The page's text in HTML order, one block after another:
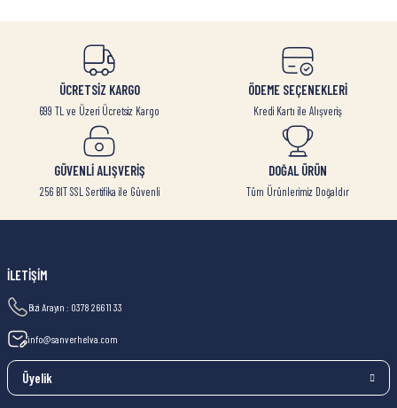
ÜCRETSİZ KARGO
699 TL ve Üzeri Ücretsiz Kargo
ÖDEME SEÇENEKLERİ
Kredi Kartı ile Alışveriş
GÜVENLİ ALIŞVERİŞ
256 BIT SSL Sertifika ile Güvenli
DOĞAL ÜRÜN
Tüm Ürünlerimiz Doğaldır
İLETİŞİM
Bizi Arayın : 0378 266 11 33
info@sanverhelva.com
Üyelik